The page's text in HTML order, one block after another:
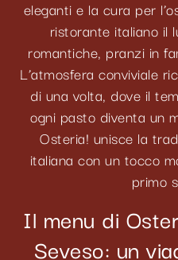
eleganti e la cura per
ristorante italiano il
romantiche, pranzi in
L’atmosfera conviviale
di una volta, dove il
ogni pasto diventa un
Osteria! unisce la
italiana con un tocco
primo
Il menu di
Seveso: un